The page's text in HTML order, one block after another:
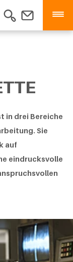
in drei Bereiche
Sie
auf
eindrucksvolle